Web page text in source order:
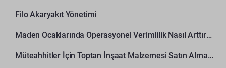
Filo Akaryakıt Yönetimi
Maden Ocaklarında Operasyonel Verimlilik Nasıl Arttırılır?
Müteahhitler İçin Toptan İnşaat Malzemesi Satın Alma Rehberi